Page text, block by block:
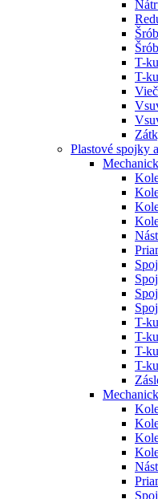
T-
T-
Plastové spojky
T-
T-
T-
T-